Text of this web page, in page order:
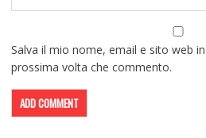
Salva il mio nome, email e sito web
prossima volta che commento.